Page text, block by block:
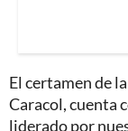
El certamen de
Caracol, cuenta
liderado por